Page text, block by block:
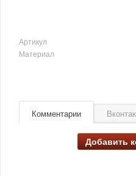
Артикул
Материал
Комментарии
Добавить